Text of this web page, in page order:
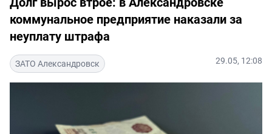
коммунальное предприятие наказали за
неуплату штрафа
ЗАТО Александровск 29.05, 12:08